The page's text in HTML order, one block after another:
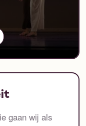
gaan wij als